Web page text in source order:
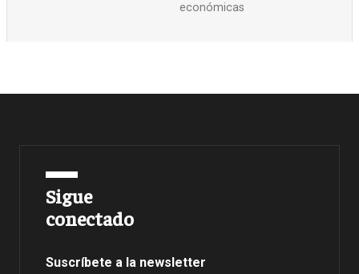
económicas
Sigue
conectado
Suscríbete a la newsletter